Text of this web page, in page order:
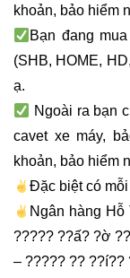
khoản, bảo hiểm
Bạn đang
(SHB, HOME,
ạ.
Ngoài ra bạn
cavet xe máy,
khoản, bảo hiểm
Đặc biệt có
Ngân hàng
????? ??ấ? ?ờ
– ????? ?? ??í??